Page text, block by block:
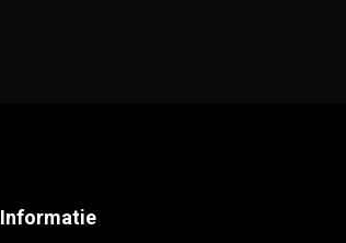
Informatie